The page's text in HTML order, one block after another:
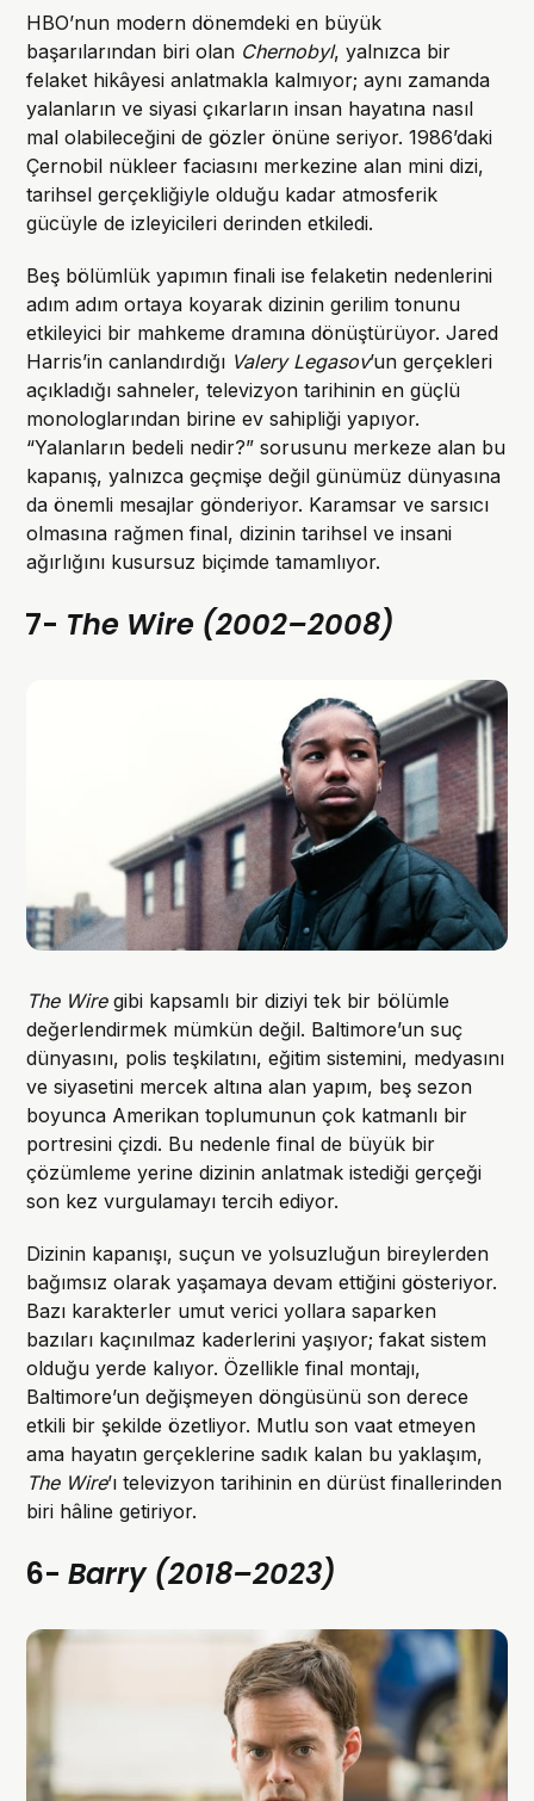
HBO’nun modern dönemdeki en büyük
başarılarından biri olan Chernobyl, yalnızca bir
felaket hikâyesi anlatmakla kalmıyor; aynı zamanda
yalanların ve siyasi çıkarların insan hayatına nasıl
mal olabileceğini de gözler önüne seriyor. 1986’daki
Çernobil nükleer faciasını merkezine alan mini dizi,
tarihsel gerçekliğiyle olduğu kadar atmosferik
gücüyle de izleyicileri derinden etkiledi.
Beş bölümlük yapımın finali ise felaketin nedenlerini
adım adım ortaya koyarak dizinin gerilim tonunu
etkileyici bir mahkeme dramına dönüştürüyor. Jared
Harris’in canlandırdığı Valery Legasov’un gerçekleri
açıkladığı sahneler, televizyon tarihinin en güçlü
monologlarından birine ev sahipliği yapıyor.
“Yalanların bedeli nedir?” sorusunu merkeze alan bu
kapanış, yalnızca geçmişe değil günümüz dünyasına
da önemli mesajlar gönderiyor. Karamsar ve sarsıcı
olmasına rağmen final, dizinin tarihsel ve insani
ağırlığını kusursuz biçimde tamamlıyor.
7- The Wire (2002–2008)
The Wiregibi kapsamlı bir diziyi tek bir bölümle
değerlendirmek mümkün değil. Baltimore’un suç
dünyasını, polis teşkilatını, eğitim sistemini, medyasını
ve siyasetini mercek altına alan yapım, beş sezon
boyunca Amerikan toplumunun çok katmanlı bir
portresini çizdi. Bu nedenle final de büyük bir
çözümleme yerine dizinin anlatmak istediği gerçeği
son kez vurgulamayı tercih ediyor.
Dizinin kapanışı, suçun ve yolsuzluğun bireylerden
bağımsız olarak yaşamaya devam ettiğini gösteriyor.
Bazı karakterler umut verici yollara saparken
bazıları kaçınılmaz kaderlerini yaşıyor; fakat sistem
olduğu yerde kalıyor. Özellikle final montajı,
Baltimore’un değişmeyen döngüsünü son derece
etkili bir şekilde özetliyor. Mutlu son vaat etmeyen
ama hayatın gerçeklerine sadık kalan bu yaklaşım,
The Wire’ı televizyon tarihinin en dürüst finallerinden
biri hâline getiriyor.
6- Barry (2018–2023)